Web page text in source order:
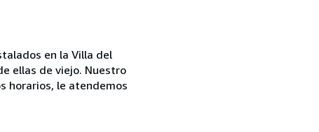
en la Villa del
ellas de viejo. Nuestro
horarios, le atendemos